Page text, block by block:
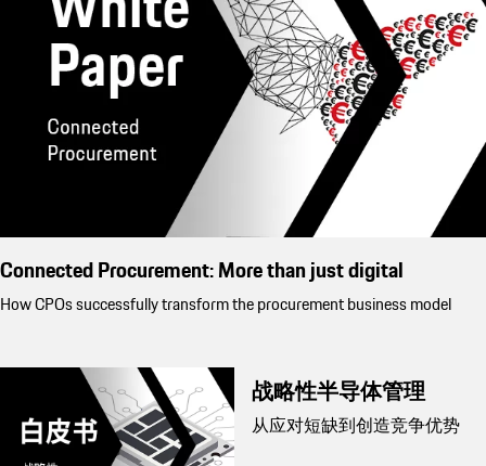
Connected Procurement: More than just digital
How CPOs successfully transform the procurement business model
战略性半导体管理
从应对短缺到创造竞争优势